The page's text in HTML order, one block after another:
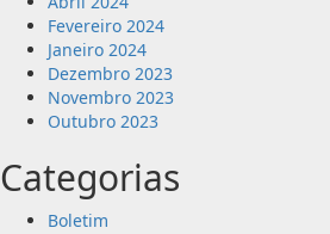
Fevereiro 2024
Janeiro 2024
Dezembro 2023
Novembro 2023
Outubro 2023
Categorias
Boletim